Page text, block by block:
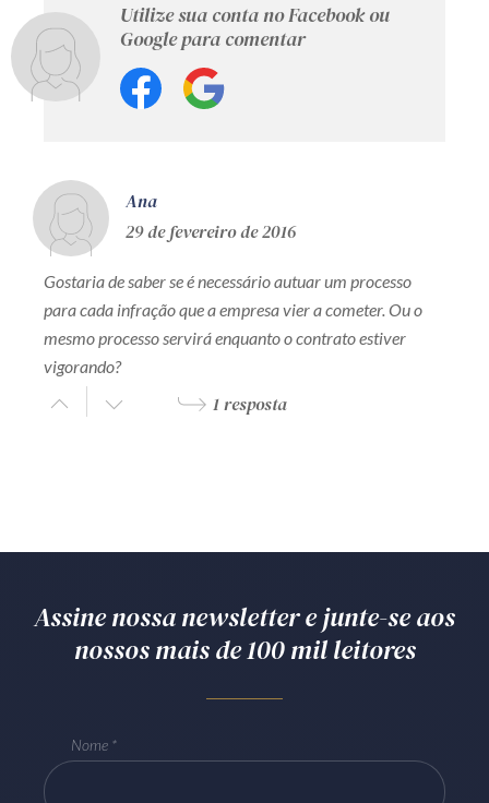
Utilize sua conta no Facebook ou
Google para comentar
Ana
29 de fevereiro de 2016
Gostaria de saber se é necessário autuar um processo
para cada infração que a empresa vier a cometer. Ou o
mesmo processo servirá enquanto o contrato estiver
vigorando?
1 resposta
Assine nossa newsletter e junte-se aos
nossos mais de 100 mil leitores
Nome